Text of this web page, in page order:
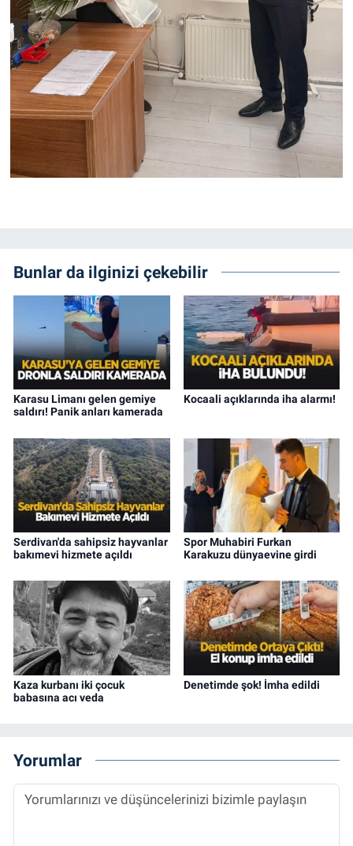
Bunlar da ilginizi çekebilir
Karasu Limanı gelen gemiye
saldırı! Panik anları kamerada
Kocaali açıklarında iha alarmı!
Serdivan'da sahipsiz hayvanlar
bakımevi hizmete açıldı
Spor Muhabiri Furkan
Karakuzu dünyaevine girdi
Kaza kurbanı iki çocuk
babasına acı veda
Denetimde şok! İmha edildi
Yorumlar